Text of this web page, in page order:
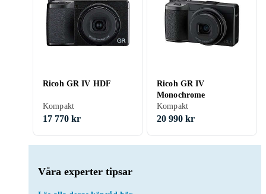
Våra experter tipsar
Ricoh GR IV HDF
Kompakt
17 770 kr
Ricoh GR IV
Monochrome
Kompakt
20 990 kr